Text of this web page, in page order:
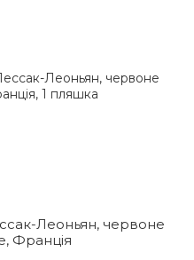
Леоньян, червоне
Франція